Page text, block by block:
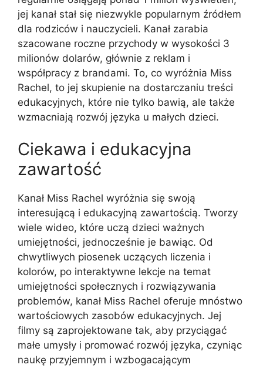
jej kanał stał się niezwykle popularnym źródłem
dla rodziców i nauczycieli. Kanał zarabia
szacowane roczne przychody w wysokości 3
milionów dolarów, głównie z reklam i
współpracy z brandami. To, co wyróżnia Miss
Rachel, to jej skupienie na dostarczaniu treści
edukacyjnych, które nie tylko bawią, ale także
wzmacniają rozwój języka u małych dzieci.
Ciekawa i edukacyjna
zawartość
Kanał Miss Rachel wyróżnia się swoją
interesującą i edukacyjną zawartością. Tworzy
wiele wideo, które uczą dzieci ważnych
umiejętności, jednocześnie je bawiąc. Od
chwytliwych piosenek uczących liczenia i
kolorów, po interaktywne lekcje na temat
umiejętności społecznych i rozwiązywania
problemów, kanał Miss Rachel oferuje mnóstwo
wartościowych zasobów edukacyjnych. Jej
filmy są zaprojektowane tak, aby przyciągać
małe umysły i promować rozwój języka, czyniąc
naukę przyjemnym i wzbogacającym